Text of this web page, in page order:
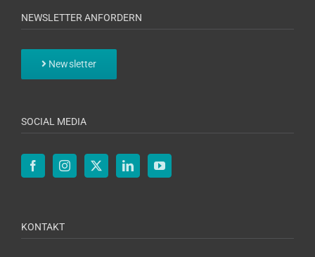
NEWSLETTER ANFORDERN
Newsletter
SOCIAL MEDIA
KONTAKT